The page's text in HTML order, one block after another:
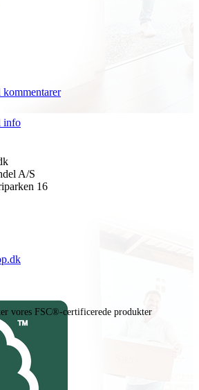
info
A/S
16
vores FSC®-certificerede produkter